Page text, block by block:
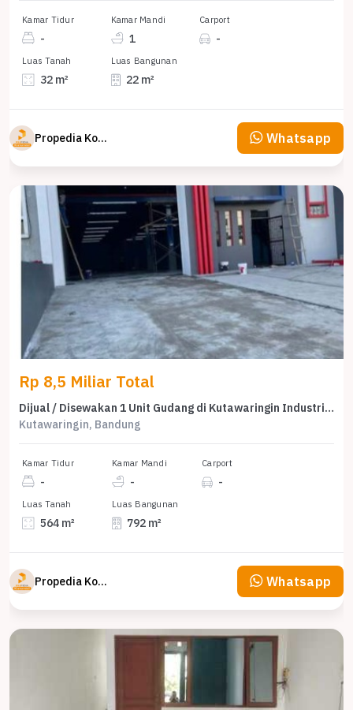
Kamar Tidur
-
Kamar Mandi
1
Carport
-
Luas Tanah
32 m²
Luas Bangunan
22 m²
Propedia Komersial Whatsapp
Rp 8,5 Miliar Total
Dijual / Disewakan 1 Unit Gudang di Kutawaringin Industrial Park
Kutawaringin, Bandung
Kamar Tidur
-
Kamar Mandi
-
Carport
-
Luas Tanah
564 m²
Luas Bangunan
792 m²
Propedia Komersial Whatsapp